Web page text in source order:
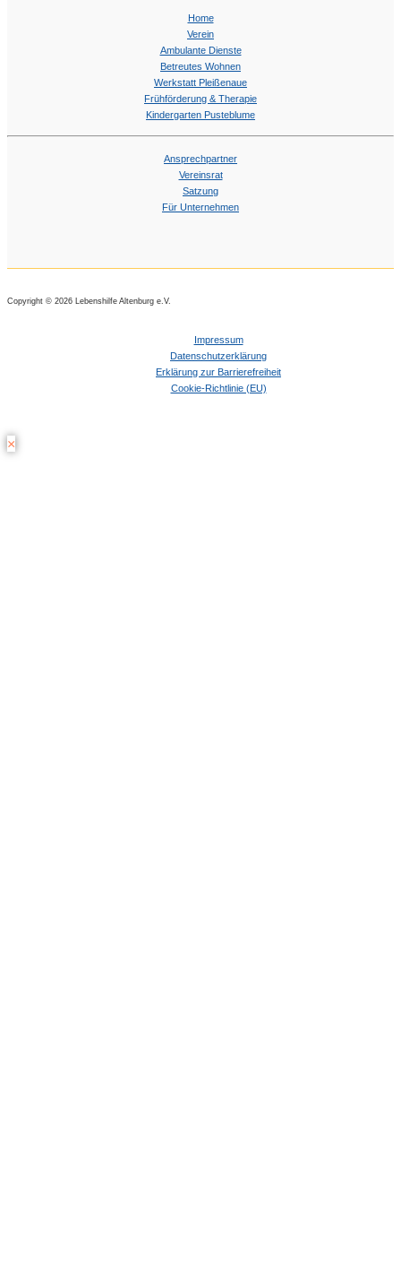
Home
Verein
Ambulante Dienste
Betreutes Wohnen
Werkstatt Pleißenaue
Frühförderung & Therapie
Kindergarten Pusteblume
Ansprechpartner
Vereinsrat
Satzung
Für Unternehmen
Copyright © 2026 Lebenshilfe Altenburg e.V.
Impressum
Datenschutzerklärung
Erklärung zur Barrierefreiheit
Cookie-Richtlinie (EU)
×